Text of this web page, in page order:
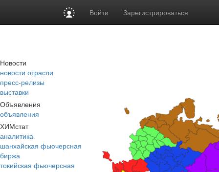
Войти Зарегистрироваться
Новости
новости отрасли
пресс-релизы
выставки
Объявления
объявления
ХИМстат
аналитика
шанхайская фьючерсная
биржа
токийская фьючерсная